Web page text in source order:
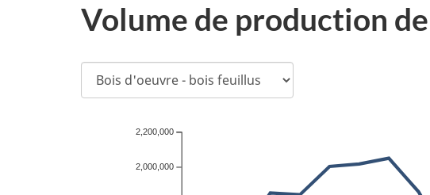
Volume de production
Sélectionner
le
produit
2,000,000
2,200,000